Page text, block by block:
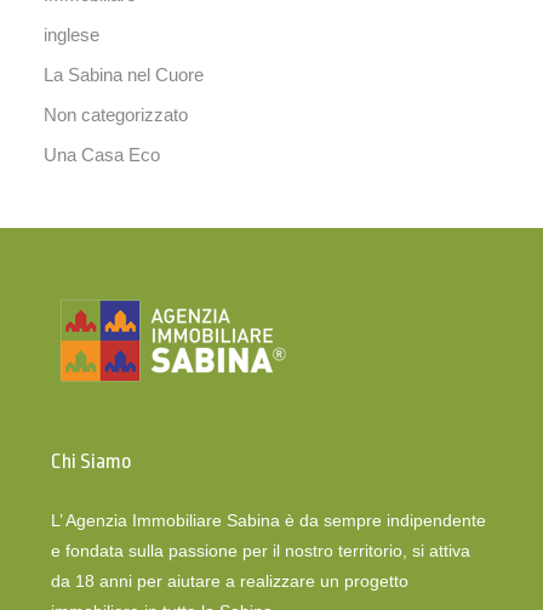
inglese
La Sabina nel Cuore
Non categorizzato
Una Casa Eco
Chi Siamo
L’ Agenzia Immobiliare Sabina è da sempre indipendente
e fondata sulla passione per il nostro territorio, si attiva
da 18 anni per aiutare a realizzare un progetto